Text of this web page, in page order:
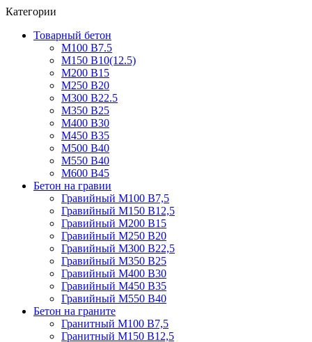
Категории
Товарный бетон
М100 В7.5
М150 В10(12.5)
М200 В15
М250 В20
М300 В22.5
М350 В25
М400 В30
М450 В35
М500 В40
М550 В40
М600 В45
Бетон на гравии
Гравийный М100 В7,5
Гравийный М150 В12,5
Гравийный М200 В15
Гравийный М250 В20
Гравийный М300 В22,5
Гравийный М350 В25
Гравийный М400 В30
Гравийный М450 В35
Гравийный М550 В40
Бетон на граните
Гранитный М100 В7,5
Гранитный М150 В12,5